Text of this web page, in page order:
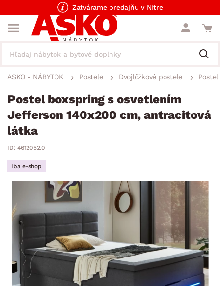
Zatvárame predajňu v Nitre
ASKO - NÁBYTOK Postele Dvojlôžkové postele
Postel boxspring s osvetlením
Jefferson 140x200 cm, antracitová
látka
ID: 4612052.0
Iba e-shop